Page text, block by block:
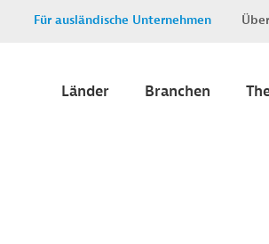
Für ausländische Unternehmen
Länder Branchen